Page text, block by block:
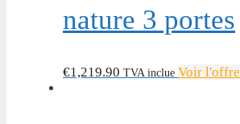
nature 3 portes
€1,219.90 TVA inclue Voir l'offre